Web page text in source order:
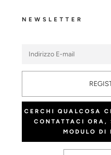
NEWSLETTER
CERCHI QUALCOSA
CONTATTACI ORA,
MODULO DI